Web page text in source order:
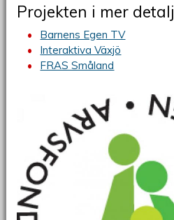
Projekten i mer detalj
Barnens Egen TV
Interaktiva Växjö
FRAS Småland